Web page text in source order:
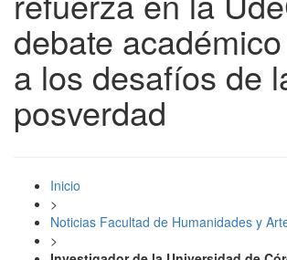
debate
a los desafíos de
posverdad
Inicio
>
Noticias Facultad de Humanidades y
>